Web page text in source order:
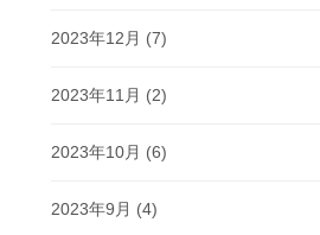
2023年12月 (7)
2023年11月 (2)
2023年10月 (6)
2023年9月 (4)